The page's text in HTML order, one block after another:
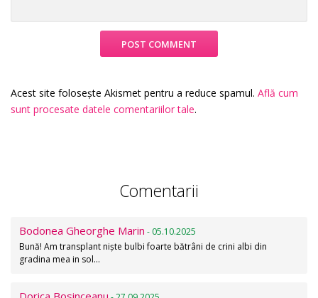
Acest site folosește Akismet pentru a reduce spamul. Află cum
sunt procesate datele comentariilor tale.
Comentarii
Bodonea Gheorghe Marin - 05.10.2025
Bună! Am transplant niște bulbi foarte bătrâni de crini albi din
gradina mea in sol…